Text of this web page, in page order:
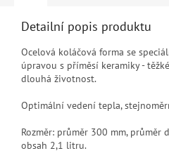
Detailní popis produktu
Ocelová koláčová forma se
úpravou s příměsí keramiky -
dlouhá životnost.
Optimální vedení tepla,
Rozměr: průměr 300 mm, průměr
obsah 2,1 litru.